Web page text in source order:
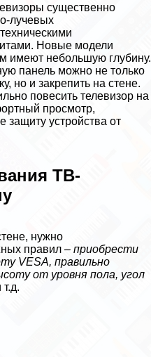
существенно
лучевых
Новые модели
имеют небольшую глубину.
панель можно не только
но и закрепить на стене.
повесить телевизор на
просмотр,
защиту устройства от
ТВ-
нужно
правил – приобрести
VESA, правильно
от уровня пола, угол
т.д.